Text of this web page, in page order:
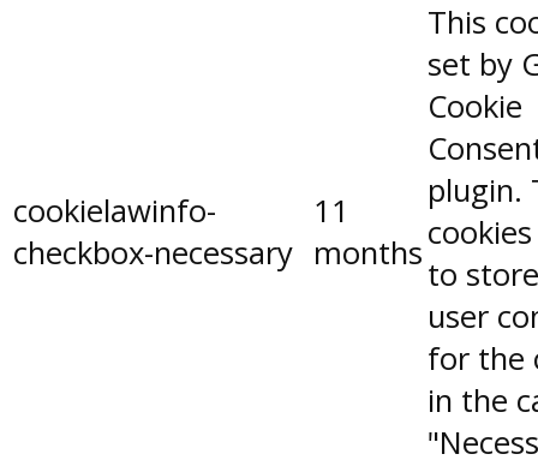
cookielawinfo-
checkbox-necessary
11
months
This
set by
Cookie
plugin.
to
user
for the
in the